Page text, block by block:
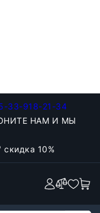
33-918-21-34
НАМ И МЫ
10%